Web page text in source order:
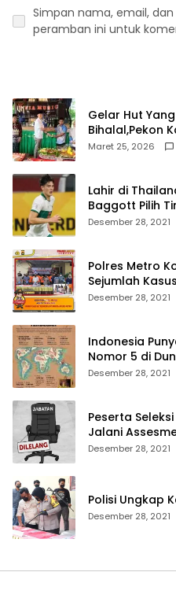
Simpan nama, email,
peramban ini untuk
Gelar Hut
Bihalal,Pekon
Royong
Maret 25, 2026
Lahir di
Baggott Pilih
Desember 28, 2021
Polres Metro
Sejumlah Kasus
Desember 28, 2021
Indonesia
Nomor 5 di
hingga Merauke
Desember 28, 2021
Peserta
Jalani
Desember 28, 2021
Polisi Ungkap
Desember 28, 2021